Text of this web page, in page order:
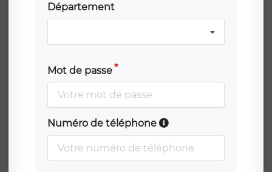
Département
Mot de passe
Numéro de téléphone